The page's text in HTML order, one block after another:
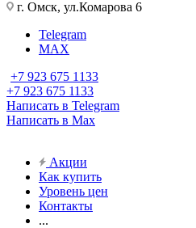
г. Омск, ул.Комарова 6
Telegram
MAX
+7 923 675 1133
+7 923 675 1133
Написать в Telegram
Написать в Max
Акции
Как купить
Уровень цен
Контакты
...